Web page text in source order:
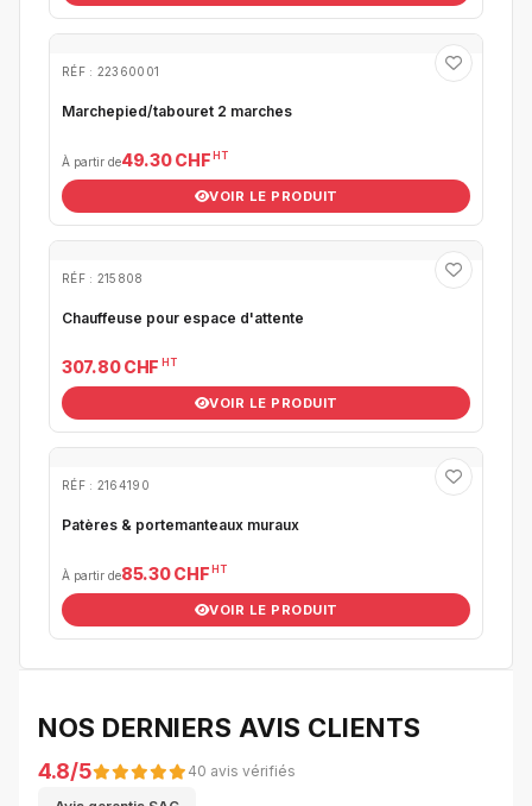
RÉF : 22360001
Marchepied/tabouret 2 marches
À partir de49.30 CHF HT
VOIR LE PRODUIT
RÉF : 215808
Chauffeuse pour espace d'attente
307.80 CHF HT
VOIR LE PRODUIT
RÉF : 2164190
Patères & portemanteaux muraux
À partir de85.30 CHF HT
VOIR LE PRODUIT
NOS DERNIERS AVIS CLIENTS
4.8/5 40 avis vérifiés